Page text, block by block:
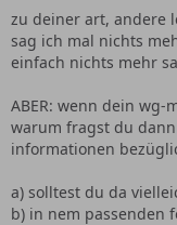
Mitbewohner ist mit
sagte mir das ein
macht mich das
Ebenso ist diese
will doch nur wissen
des Streiks
zu deiner art, andere
sag ich mal nichts
einfach nichts mehr
ABER: wenn dein wg-
warum fragst du
informationen
a) solltest du da
b) in nem passenden